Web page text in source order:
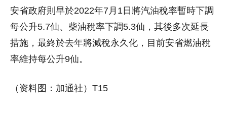
安省政府則早於2022年7月1日將汽油稅率暫時下調
每公升5.7仙、柴油稅率下調5.3仙，其後多次延長
措施，最終於去年將減稅永久化，目前安省燃油稅
率維持每公升9仙。
（资料图：加通社）T15